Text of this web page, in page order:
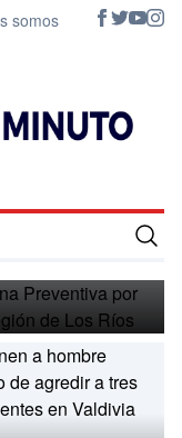
somos
ocho